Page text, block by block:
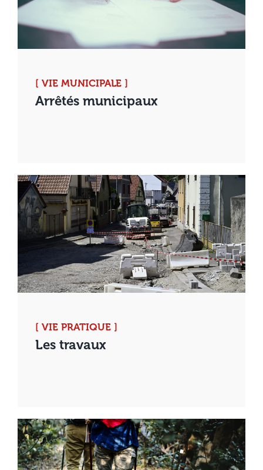
[ VIE MUNICIPALE ]
Arrêtés municipaux
[ VIE PRATIQUE ]
Les travaux